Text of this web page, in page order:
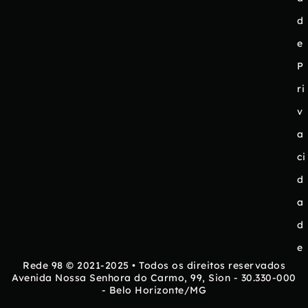
d
e
P
ri
v
a
ci
d
a
d
e
Rede 98 © 2021-2025 • Todos os direitos reservados
Avenida Nossa Senhora do Carmo, 99, Sion - 30.330-000
- Belo Horizonte/MG